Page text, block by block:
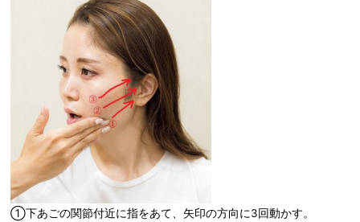
①下あごの関節付近に指をあて、矢印の方向に3回動かす。